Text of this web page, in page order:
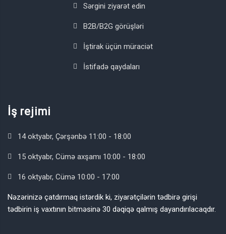
Sərgini ziyarət edin
B2B/B2G görüşləri
İştirak üçün müraciət
İstifadə qaydaları
İş rejimi
14 oktyabr, Çərşənbə 11:00 - 18:00
15 oktyabr, Cümə axşamı 10:00 - 18:00
16 oktyabr, Cümə 10:00 - 17:00
Nəzərinizə çatdırmaq istərdik ki, ziyarətçilərin tədbirə girişi
tədbirin iş vaxtının bitməsinə 30 dəqiqə qalmış dayandırılacaqdır.